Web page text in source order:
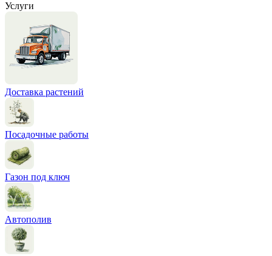
Услуги
Доставка растений
Посадочные работы
Газон под ключ
Автополив